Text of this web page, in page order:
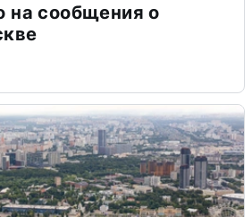
на сообщения о